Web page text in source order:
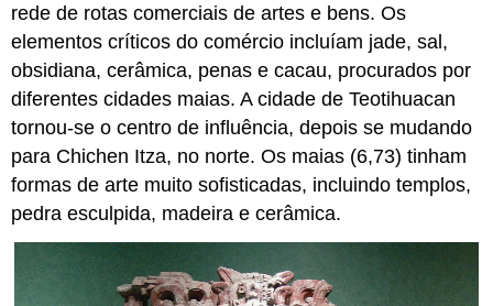
rede de rotas comerciais de artes e bens. Os
elementos críticos do comércio incluíam jade, sal,
obsidiana, cerâmica, penas e cacau, procurados por
diferentes cidades maias. A cidade de Teotihuacan
tornou-se o centro de influência, depois se mudando
para Chichen Itza, no norte. Os maias (6,73) tinham
formas de arte muito sofisticadas, incluindo templos,
pedra esculpida, madeira e cerâmica.